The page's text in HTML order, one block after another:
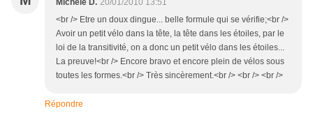
Michele D. 20/01/2010 13:51
<br /> Etre un doux dingue... belle formule qui se vérifie;<br />
Avoir un petit vélo dans la tête, la tête dans les étoiles, par le
loi de la transitivité, on a donc un petit vélo dans les étoiles...
La preuve!<br /> Encore bravo et encore plein de vélos sous
toutes les formes.<br /> Très sincèrement.<br /> <br /> <br />
Répondre